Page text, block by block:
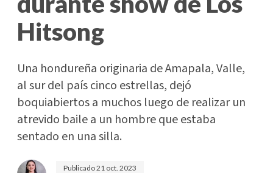
Hitsong
Una hondureña originaria de Amapala, Valle,
al sur del país cinco estrellas, dejó
boquiabiertos a muchos luego de realizar un
atrevido baile a un hombre que estaba
sentado en una silla.
Publicado21 oct. 2023